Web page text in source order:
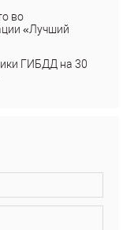
во
«Лучший
ГИБДД на 30